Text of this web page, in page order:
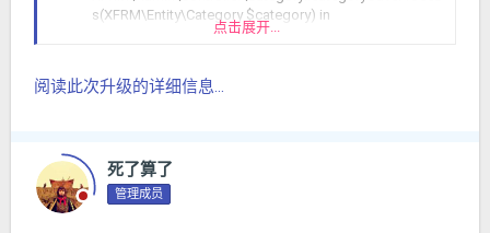
s(XFRM\Entity\Category $category) in
src/addons/XFA/RMMarketplace/XFRM/Admin/Controll
点击展开...
阅读此次升级的详细信息...
死了算了
管理成员